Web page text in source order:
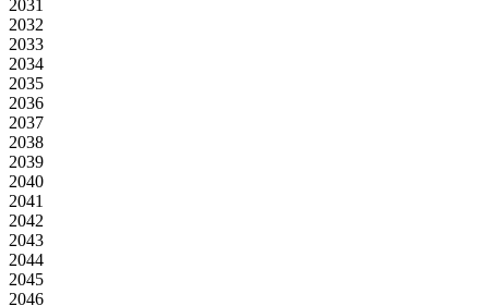
2031
2032
2033
2034
2035
2036
2037
2038
2039
2040
2041
2042
2043
2044
2045
2046